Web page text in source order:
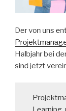
Der von uns
Halbjahr bei
sind jetzt